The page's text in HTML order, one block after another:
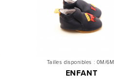
Tailles disponibles : 0M/6M
ENFANT